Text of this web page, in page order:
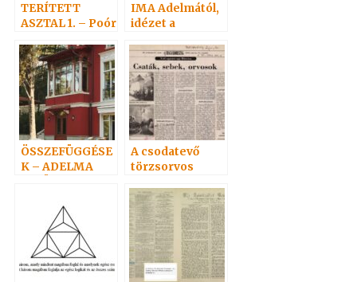
TERÍTETT
ASZTAL 1. – Poór
IMA Adelmától,
idézet a
Szellemtől 1.
ÖSSZEFÜGGÉSE
K – ADELMA
A csodatevő
törzsorvos